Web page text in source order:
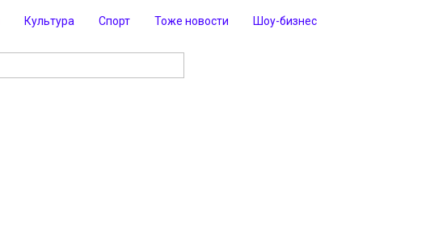
Культура Спорт Тоже новости Шоу-бизнес